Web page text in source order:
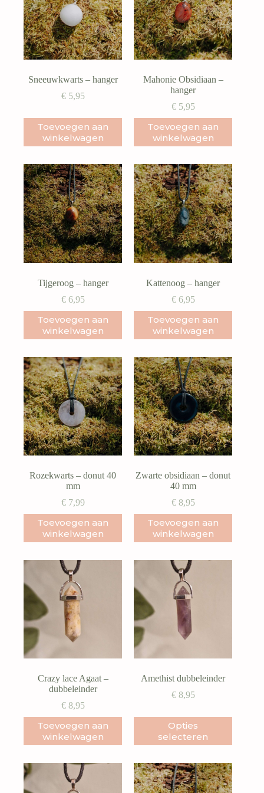
Sneeuwkwarts – hanger
€5,95
Toevoegen aan
winkelwagen
Mahonie Obsidiaan –
hanger
€5,95
Toevoegen aan
winkelwagen
Tijgeroog – hanger
€6,95
Toevoegen aan
winkelwagen
Kattenoog – hanger
€6,95
Toevoegen aan
winkelwagen
Rozekwarts – donut 40
mm
€7,99
Toevoegen aan
winkelwagen
Zwarte obsidiaan – donut
40 mm
€8,95
Toevoegen aan
winkelwagen
Crazy lace Agaat –
dubbeleinder
€8,95
Toevoegen aan
winkelwagen
Amethist dubbeleinder
€8,95
Opties
selecteren
Dit
product
heeft
variaties.
Deze
optie